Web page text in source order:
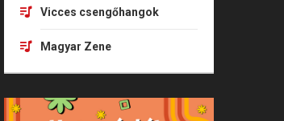
Vicces csengőhangok
Magyar Zene